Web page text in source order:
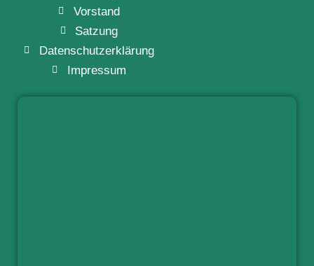
Vorstand
Satzung
Datenschutzerklärung
Impressum